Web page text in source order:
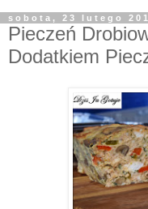
sobota, 23 lutego
Pieczeń
Dodatkiem